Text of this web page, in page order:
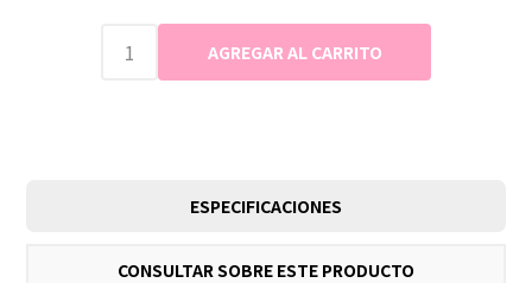
ESPECIFICACIONES
CONSULTAR SOBRE ESTE PRODUCTO